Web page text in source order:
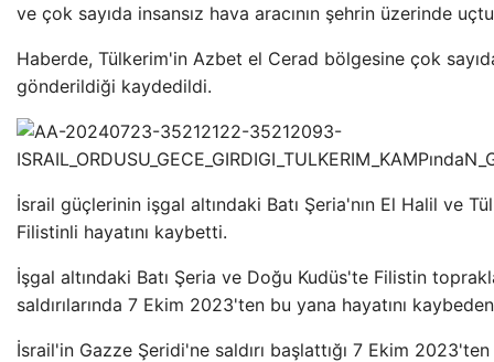
ve çok sayıda insansız hava aracının şehrin üzerinde
Haberde, Tülkerim'in Azbet el Cerad bölgesine çok
gönderildiği kaydedildi.
İsrail güçlerinin işgal altındaki Batı Şeria'nın El Halil ve
Filistinli hayatını kaybetti.
İşgal altındaki Batı Şeria ve Doğu Kudüs'te Filistin
saldırılarında 7 Ekim 2023'ten bu yana hayatını
İsrail'in Gazze Şeridi'ne saldırı başlattığı 7 Ekim